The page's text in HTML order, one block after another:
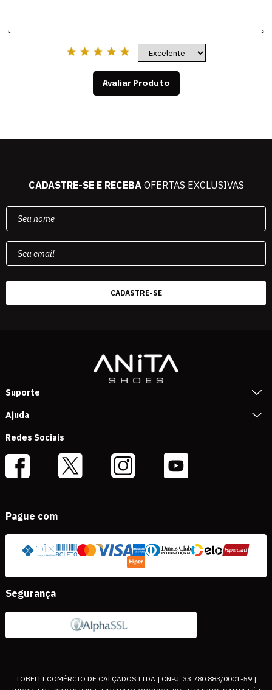
Avaliar Produto
CADASTRE-SE E RECEBAOFERTAS EXCLUSIVAS
Suporte
Ajuda
Redes Sociais
Pague com
Segurança
TOBELLI COMÉRCIO DE CALÇADOS LTDA | CNPJ: 33.780.883/0001-59 |